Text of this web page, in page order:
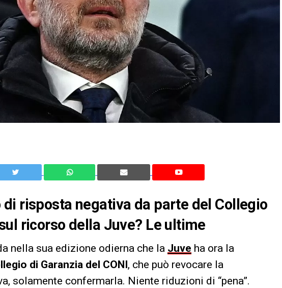
di risposta negativa da parte del Collegio
ricorso della Juve? Le ultime
nella sua edizione odierna che la Juve ha ora la
di Garanzia del CONI, che può revocare la
solamente confermarla. Niente riduzioni di “pena”.